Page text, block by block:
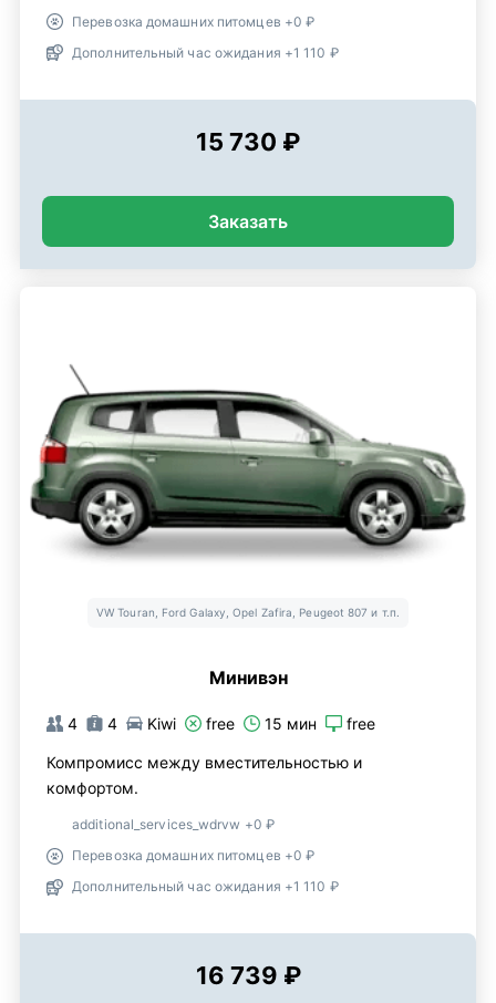
Перевозка домашних питомцев +0 ₽
Дополнительный час ожидания +1 110 ₽
15 730 ₽
Заказать
VW Touran, Ford Galaxy, Opel Zafira, Peugeot 807 и т.п.
Минивэн
4 4 Kiwi free 15 мин free
Компромисс между вместительностью и
комфортом.
additional_services_wdrvw +0 ₽
Перевозка домашних питомцев +0 ₽
Дополнительный час ожидания +1 110 ₽
16 739 ₽